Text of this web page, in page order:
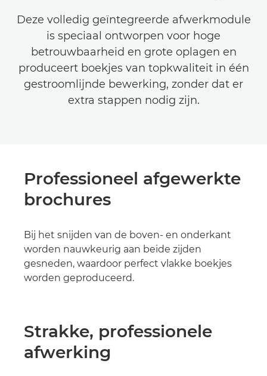
Deze volledig geïntegreerde afwerkmodule
is speciaal ontworpen voor hoge
betrouwbaarheid en grote oplagen en
produceert boekjes van topkwaliteit in één
gestroomlijnde bewerking, zonder dat er
extra stappen nodig zijn.
Professioneel afgewerkte
brochures
Bij het snijden van de boven- en onderkant
worden nauwkeurig aan beide zijden
gesneden, waardoor perfect vlakke boekjes
worden geproduceerd.
Strakke, professionele
afwerking